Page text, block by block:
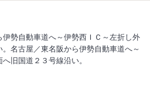
勢自動車道へ～伊勢西ＩＣ～左折し外
名古屋／東名阪から伊勢自動車道へ～
旧国道２３号線沿い。